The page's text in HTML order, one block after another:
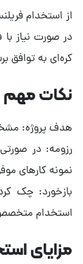
از استخدام
در صورت نیاز
کره‌ای به توافق
نکات مهم
هدف پروژه:
رزومه: در
نمونه‌ کارهای
بازخورد: چک
استخدام
مزایای